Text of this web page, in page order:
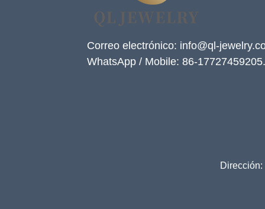
Correo electrónico: info@ql-
WhatsApp / Mobile: 86-17727459205.